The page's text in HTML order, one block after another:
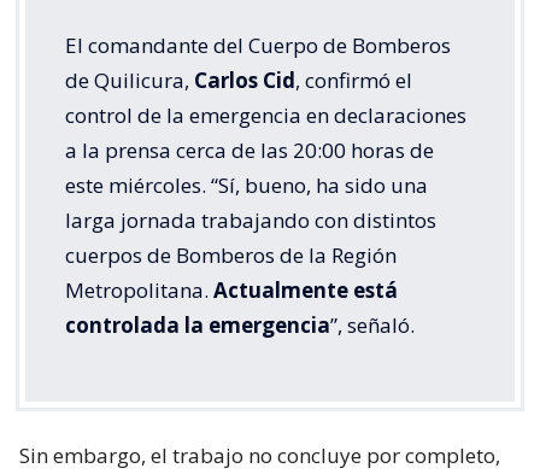
El comandante del Cuerpo de Bomberos
de Quilicura, Carlos Cid, confirmó el
control de la emergencia en declaraciones
a la prensa cerca de las 20:00 horas de
este miércoles. “Sí, bueno, ha sido una
larga jornada trabajando con distintos
cuerpos de Bomberos de la Región
Metropolitana. Actualmente está
controlada la emergencia”, señaló.
Sin embargo, el trabajo no concluye por completo,